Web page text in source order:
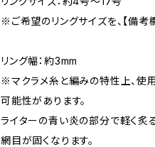
※ご希望のリングサイズを、【備考
リング幅：約3mm
※マクラメ糸と編みの特性上、使
可能性があります。
ライターの青い炎の部分で軽く炙
網目が固くなります。